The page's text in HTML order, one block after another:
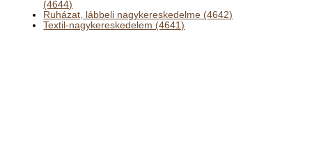
(4644)
Ruházat, lábbeli nagykereskedelme (4642)
Textil-nagykereskedelem (4641)